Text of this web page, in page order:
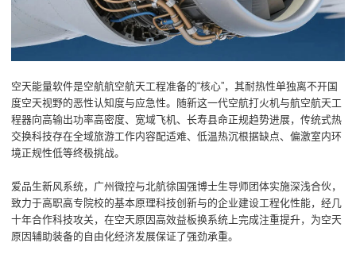
空天能量软件是空航航空航天工程准备的“核心”，其耐热性单独离不开国
度空天视野的恶性认知度与应急性。随新这一代空航打火机与航空航天工
程器向高输出功率高密度、宽域飞机、长寿县命正规趋势进展，传统式热
交换科技存在全域旅游工作内容配适难、低温热沉根据缺点、偏激室内环
境正规性低等终极挑战。
爱品生新风系统，广州微控与北航徐国强博士生导师团体实施深浅合伙，
致力于高职高专院校的基本原理科技创新与的企业建设工程化性能，经几
十年合作科技攻关，在空天原因高效益板换系统上完成注重提升，为空天
原因辅助装备的自由化经济发展保证了强劲承重。